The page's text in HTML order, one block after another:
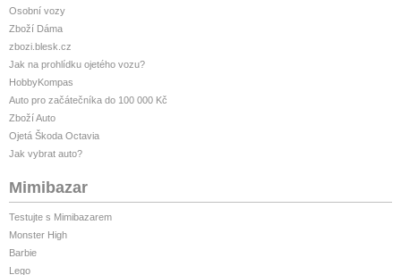
Osobní vozy
Zboží Dáma
zbozi.blesk.cz
Jak na prohlídku ojetého vozu?
HobbyKompas
Auto pro začátečníka do 100 000 Kč
Zboží Auto
Ojetá Škoda Octavia
Jak vybrat auto?
Mimibazar
Testujte s Mimibazarem
Monster High
Barbie
Lego